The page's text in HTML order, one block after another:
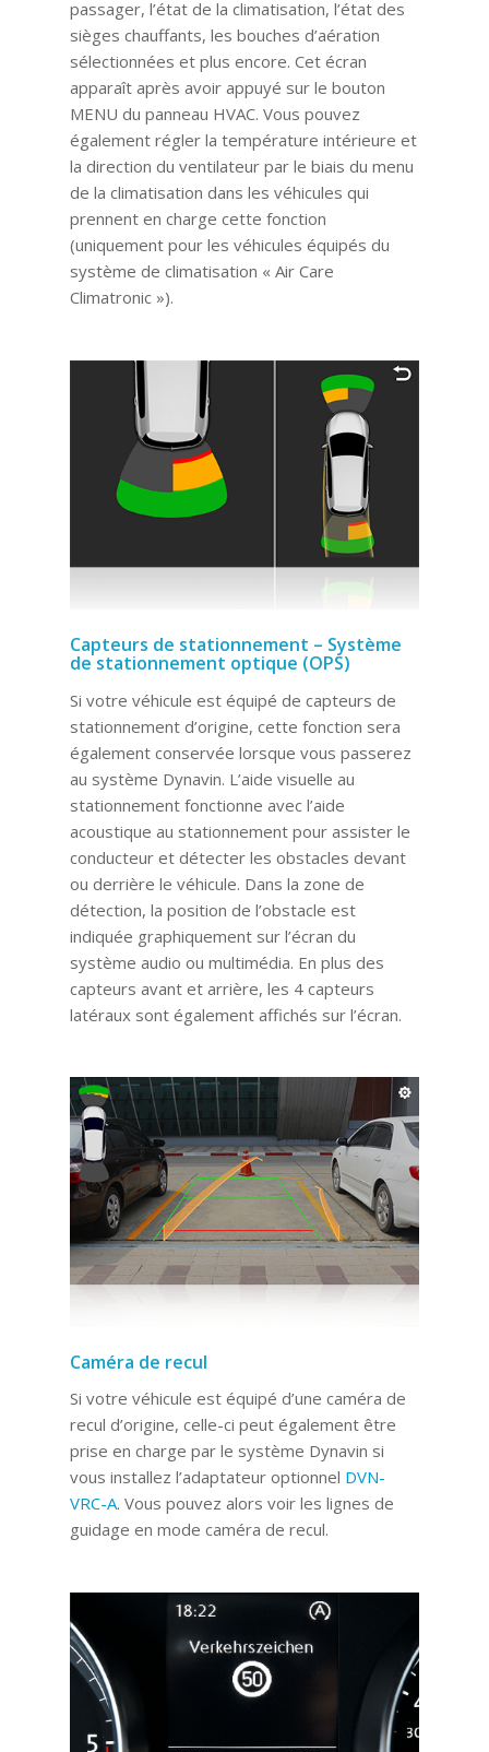
passager, l’état de la climatisation, l’état des
sièges chauffants, les bouches d’aération
sélectionnées et plus encore. Cet écran
apparaît après avoir appuyé sur le bouton
MENU du panneau HVAC. Vous pouvez
également régler la température intérieure et
la direction du ventilateur par le biais du menu
de la climatisation dans les véhicules qui
prennent en charge cette fonction
(uniquement pour les véhicules équipés du
système de climatisation « Air Care
Climatronic »).
Capteurs de stationnement – Système
de stationnement optique (OPS)
Si votre véhicule est équipé de capteurs de
stationnement d’origine, cette fonction sera
également conservée lorsque vous passerez
au système Dynavin. L’aide visuelle au
stationnement fonctionne avec l’aide
acoustique au stationnement pour assister le
conducteur et détecter les obstacles devant
ou derrière le véhicule. Dans la zone de
détection, la position de l’obstacle est
indiquée graphiquement sur l’écran du
système audio ou multimédia. En plus des
capteurs avant et arrière, les 4 capteurs
latéraux sont également affichés sur l’écran.
Caméra de recul
Si votre véhicule est équipé d’une caméra de
recul d’origine, celle-ci peut également être
prise en charge par le système Dynavin si
vous installez l’adaptateur optionnel DVN-
VRC-A. Vous pouvez alors voir les lignes de
guidage en mode caméra de recul.